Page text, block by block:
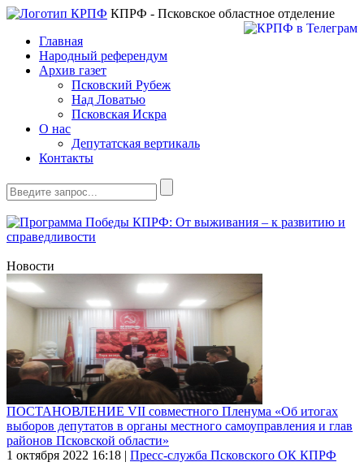
КПРФ - Псковское областное отделение
Главная
Народный референдум
Архив газет
Псковский Рубеж
Над Ловатью
Псковская Искра
О нас
Депутатская вертикаль
Контакты
Новости
ПОСТАНОВЛЕНИЕ VII совместного Пленума «Об итогах
выборов депутатов в органы местного самоуправления и глав
районов Псковской области»
1 октября 2022 16:18 | Пресс-служба Псковского ОК КПРФ